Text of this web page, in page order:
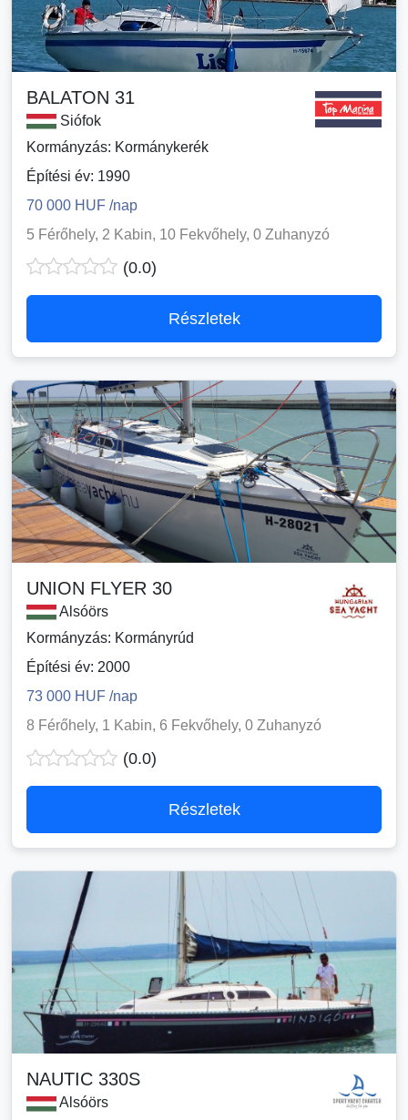
BALATON 31
Siófok
Kormányzás: Kormánykerék
Építési év: 1990
70 000 HUF /nap
5 Férőhely, 2 Kabin, 10 Fekvőhely, 0 Zuhanyzó
(0.0)
Részletek
UNION FLYER 30
Alsóörs
Kormányzás: Kormányrúd
Építési év: 2000
73 000 HUF /nap
8 Férőhely, 1 Kabin, 6 Fekvőhely, 0 Zuhanyzó
(0.0)
Részletek
NAUTIC 330S
Alsóörs